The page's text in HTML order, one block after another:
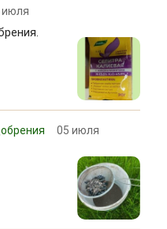
июля
05 июля